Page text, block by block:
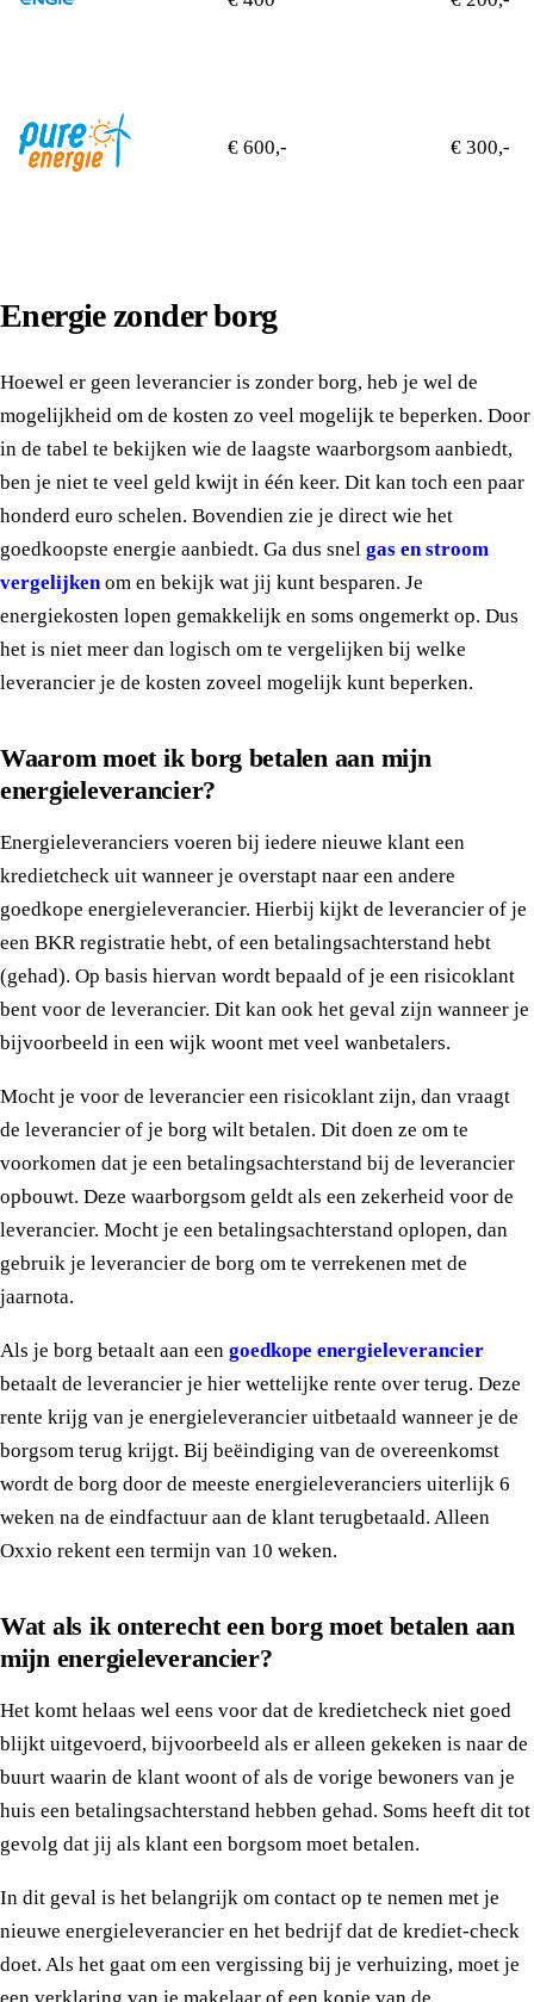
€ 600,- € 300,-
Energie zonder borg
Hoewel er geen leverancier is zonder borg, heb je wel de
mogelijkheid om de kosten zo veel mogelijk te beperken. Door
in de tabel te bekijken wie de laagste waarborgsom aanbiedt,
ben je niet te veel geld kwijt in één keer. Dit kan toch een paar
honderd euro schelen. Bovendien zie je direct wie het
goedkoopste energie aanbiedt. Ga dus snel gas en stroom
vergelijken om en bekijk wat jij kunt besparen. Je
energiekosten lopen gemakkelijk en soms ongemerkt op. Dus
het is niet meer dan logisch om te vergelijken bij welke
leverancier je de kosten zoveel mogelijk kunt beperken.
Waarom moet ik borg betalen aan mijn
energieleverancier?
Energieleveranciers voeren bij iedere nieuwe klant een
kredietcheck uit wanneer je overstapt naar een andere
goedkope energieleverancier. Hierbij kijkt de leverancier of je
een BKR registratie hebt, of een betalingsachterstand hebt
(gehad). Op basis hiervan wordt bepaald of je een risicoklant
bent voor de leverancier. Dit kan ook het geval zijn wanneer je
bijvoorbeeld in een wijk woont met veel wanbetalers.
Mocht je voor de leverancier een risicoklant zijn, dan vraagt
de leverancier of je borg wilt betalen. Dit doen ze om te
voorkomen dat je een betalingsachterstand bij de leverancier
opbouwt. Deze waarborgsom geldt als een zekerheid voor de
leverancier. Mocht je een betalingsachterstand oplopen, dan
gebruik je leverancier de borg om te verrekenen met de
jaarnota.
Als je borg betaalt aan een goedkope energieleverancier
betaalt de leverancier je hier wettelijke rente over terug. Deze
rente krijg van je energieleverancier uitbetaald wanneer je de
borgsom terug krijgt. Bij beëindiging van de overeenkomst
wordt de borg door de meeste energieleveranciers uiterlijk 6
weken na de eindfactuur aan de klant terugbetaald. Alleen
Oxxio rekent een termijn van 10 weken.
Wat als ik onterecht een borg moet betalen aan
mijn energieleverancier?
Het komt helaas wel eens voor dat de kredietcheck niet goed
blijkt uitgevoerd, bijvoorbeeld als er alleen gekeken is naar de
buurt waarin de klant woont of als de vorige bewoners van je
huis een betalingsachterstand hebben gehad. Soms heeft dit tot
gevolg dat jij als klant een borgsom moet betalen.
In dit geval is het belangrijk om contact op te nemen met je
nieuwe energieleverancier en het bedrijf dat de krediet-check
doet. Als het gaat om een vergissing bij je verhuizing, moet je